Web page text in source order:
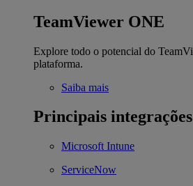
TeamViewer ONE
Explore todo o potencial do
plataforma.
Saiba mais
Principais integrações
Microsoft Intune
ServiceNow